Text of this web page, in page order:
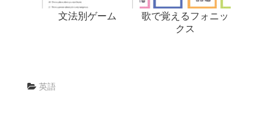
文法別ゲーム
歌で覚えるフォニッ
クス
英語